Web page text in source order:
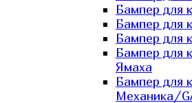
Бампер для
Бампер для
Бампер для
Бампер для
Ямаха
Бампер для
Механика/